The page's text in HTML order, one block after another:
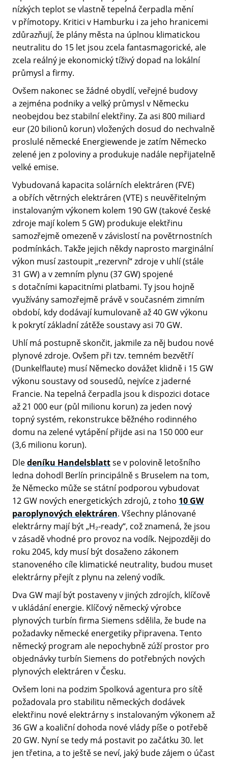
nízkých teplot se vlastně tepelná čerpadla mění
v přímotopy. Kritici v Hamburku i za jeho hranicemi
zdůrazňují, že plány města na úplnou klimatickou
neutralitu do 15 let jsou zcela fantasmagorické, ale
zcela reálný je ekonomický tíživý dopad na lokální
průmysl a firmy.
Ovšem nakonec se žádné obydlí, veřejné budovy
a zejména podniky a velký průmysl v Německu
neobejdou bez stabilní elektřiny. Za asi 800 miliard
eur (20 bilionů korun) vložených dosud do nechvalně
proslulé německé Energiewende je zatím Německo
zelené jen z poloviny a produkuje nadále nepřijatelně
velké emise.
Vybudovaná kapacita solárních elektráren (FVE)
a obřích větrných elektráren (VTE) s neuvěřitelným
instalovaným výkonem kolem 190 GW (takové české
zdroje mají kolem 5 GW) produkuje elektřinu
samozřejmě omezeně v závislostí na povětrnostních
podmínkách. Takže jejich někdy naprosto marginální
výkon musí zastoupit „rezervní“ zdroje v uhlí (stále
31 GW) a v zemním plynu (37 GW) spojené
s dotačními kapacitními platbami. Ty jsou hojně
využívány samozřejmě právě v současném zimním
období, kdy dodávají kumulovaně až 40 GW výkonu
k pokrytí základní zátěže soustavy asi 70 GW.
Uhlí má postupně skončit, jakmile za něj budou nové
plynové zdroje. Ovšem při tzv. temném bezvětří
(Dunkelflaute) musí Německo dovážet klidně i 15 GW
výkonu soustavy od sousedů, nejvíce z jaderné
Francie. Na tepelná čerpadla jsou k dispozici dotace
až 21 000 eur (půl milionu korun) za jeden nový
topný systém, rekonstrukce běžného rodinného
domu na zelené vytápění přijde asi na 150 000 eur
(3,6 milionu korun).
Dledeníku Handelsblattse v polovině letošního
ledna dohodl Berlín principálně s Bruselem na tom,
že Německo může se státní podporou vybudovat
12 GW nových energetických zdrojů, z toho 10 GW
paroplynových elektráren. Všechny plánované
elektrárny mají být „H₂-ready“, což znamená, že jsou
v zásadě vhodné pro provoz na vodík. Nejpozději do
roku 2045, kdy musí být dosaženo zákonem
stanoveného cíle klimatické neutrality, budou muset
elektrárny přejít z plynu na zelený vodík.
Dva GW mají být postaveny v jiných zdrojích, klíčově
v ukládání energie. Klíčový německý výrobce
plynových turbín firma Siemens sdělila, že bude na
požadavky německé energetiky připravena. Tento
německý program ale nepochybně zúží prostor pro
objednávky turbín Siemens do potřebných nových
plynových elektráren v Česku.
Ovšem loni na podzim Spolková agentura pro sítě
požadovala pro stabilitu německých dodávek
elektřinu nové elektrárny s instalovaným výkonem až
36 GW a koaliční dohoda nové vlády píše o potřebě
20 GW. Nyní se tedy má postavit po začátku 30. let
jen třetina, a to ještě se neví, jaký bude zájem o účast